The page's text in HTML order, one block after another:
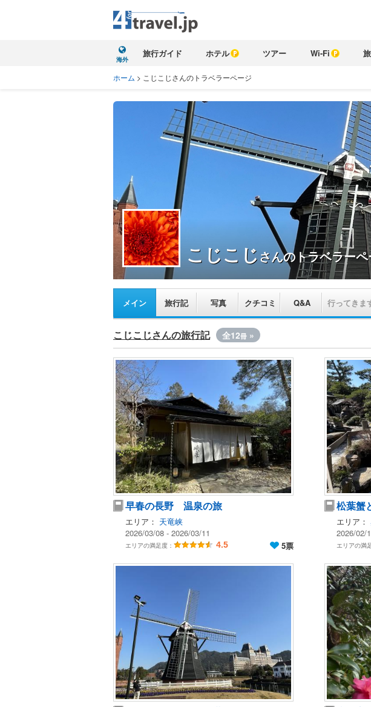
海外
旅行ガイド ホテル ツアー Wi-Fi
ホーム > こじこじさんのトラベラーページ
こじこじさんのトラベラー
メイン 旅行記 写真 クチコミ Q&A 行ってきま
こじこじさんの旅行記 全12冊 »
早春の長野 温泉の旅
エリア： 天竜峡
2026/03/08 - 2026/03/11
エリアの満足度： 4.5 5票
松葉蟹
エリア：
2026/02/
エリアの満